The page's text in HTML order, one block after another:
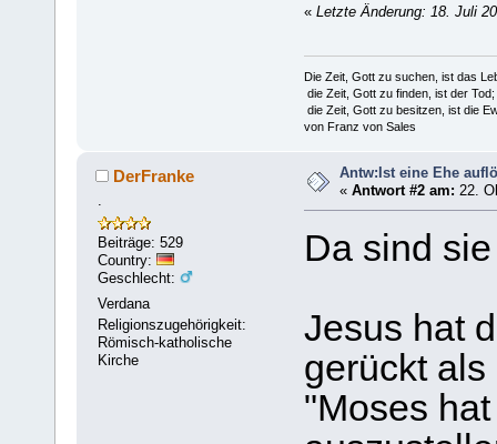
« Letzte Änderung: 18. Juli
Die Zeit, Gott zu suchen, ist das
die Zeit, Gott zu finden, ist der Tod;
die Zeit, Gott zu besitzen, ist die
von Franz von Sales
DerFranke
Beiträge: 529
Country:
Geschlecht:
Verdana
Religionszugehörigkeit:
Römisch-katholische
Kirche
Antw:Ist eine Ehe
«Antwort #2 am: 22.
Da sind
Jesus hat
gerückt als
"Moses